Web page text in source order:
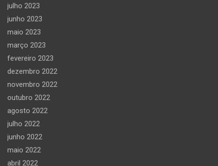
julho 2023
junho 2023
maio 2023
março 2023
fevereiro 2023
dezembro 2022
novembro 2022
outubro 2022
agosto 2022
julho 2022
junho 2022
maio 2022
abril 2022